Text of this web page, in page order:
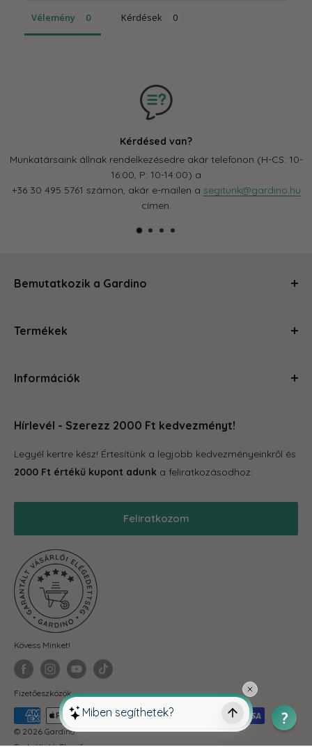
Vélemény Kérdések
Kérdésed van?
Munkatársaink állnak rendelkezésedre akár telefonon (H-CS: 10-
16:00, P: 10-14:00) a
+36 30 495 5761 számon, akár e-mailen a segitunk@gardino.hu
címen.
Bemutatkozik a Gardino
Segítünk, hogy a szobád, balkonod, kerted olyan legyen,
megteszünk mindent, hogy a kertészkedés egyszerű és
hogy megleld amire vágysz.
Termékek
Kerti kiegészítők
Otthon és konyha
Grill
Balkonkertészet
Téli termékek
Fit-out cégeknek
Információk
Kapcsolat
Gardino Hűségprogram
Reklamáció, garancia
Adatkezelési Tájékoztató
Visszaküldés és elállás
Hírlevél - Szerezz 2000 Ft kedvezményt!
Legyél kertre kész! Értesítünk a legjobb kedvezményeinkről és
2000 Ft értékű kupont adunk a feliratkozásodhoz:
Feliratkozom
Kövess Minket!
Fizetőeszközök
© 2026 Gardino